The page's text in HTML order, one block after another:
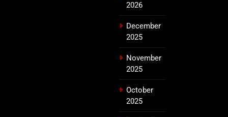
2026
December
2025
November
2025
October
2025